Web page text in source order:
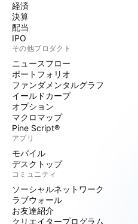
経済
決算
配当
IPO
その他プロダクト
ニュースフロー
ポートフォリオ
ファンダメンタルグラフ
イールドカーブ
オプション
マクロマップ
Pine Script®
アプリ
モバイル
デスクトップ
コミュニティ
ソーシャルネットワーク
ラブウォール
お友達紹介
クリエイタープログラム